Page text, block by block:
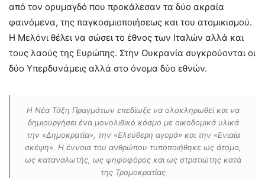
από τον ορυμαγδό που προκάλεσαν τα δύο ακραία
φαινόμενα, της παγκοσμιοποιήσεως και του ατομικισμού.
Η Μελόνι θέλει να σώσει το έθνος των Ιταλών αλλά και
τους λαούς της Ευρώπης. Στην Ουκρανία συγκρούονται οι
δύο Υπερδυνάμεις αλλά στο όνομα δύο εθνών.
Η Νέα Τάξη Πραγμάτων επεδίωξε να ολοκληρωθεί και να
δημιουργήσει ένα μονολιθικό κόσμο με οικοδομικά υλικά
την «Δημοκρατία», την «Ελεύθερη αγορά» και την «Ενιαία
σκέψη». Η έννοια του ανθρώπου τυποποιήθηκε ως άτομο,
ως καταναλωτής, ως ψηφοφόρος και ως στρατιώτης κατά
της Τρομοκρατίας